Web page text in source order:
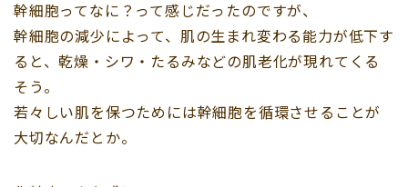
幹細胞ってなに？って感じだったのですが、
幹細胞の減少によって、肌の生まれ変わる能力が低下す
ると、乾燥・シワ・たるみなどの肌老化が現れてくる
そう。
若々しい肌を保つためには幹細胞を循環させることが
大切なんだとか。